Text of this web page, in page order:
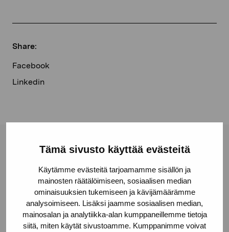
Tämä sivusto käyttää evästeitä
Käytämme evästeitä tarjoamamme sisällön ja
mainosten räätälöimiseen, sosiaalisen median
ominaisuuksien tukemiseen ja kävijämäärämme
analysoimiseen. Lisäksi jaamme sosiaalisen median,
mainosalan ja analytiikka-alan kumppaneillemme tietoja
siitä, miten käytät sivustoamme. Kumppanimme voivat
Share:
Facebook
Linkedin
Pro Artibus Foundation
Gustav Wasas gata 11
10600 Ekenäs
proartibus@proartibus.fi
+358 (0)50 371 6339